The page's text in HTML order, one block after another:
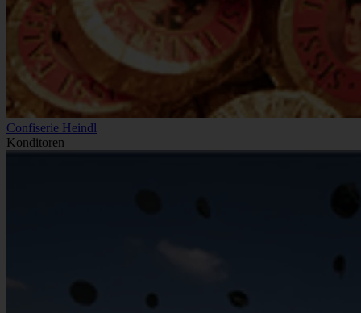
Confiserie Heindl
Konditoren